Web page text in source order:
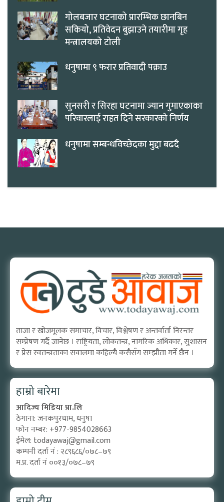
गोलबजार घटनाको प्रारम्भिक छानबिन
सकियो, प्रतिवेदन बुझाउने तयारीमा गृह
मन्त्रालयको टोली
धनुषामा ९ फरार प्रतिवादी पक्राउ
सुनसरी र सिरहा घटनामा ज्यान गुमाएकाका
परिवारलाई राहत दिने सरकारको निर्णय
धनुषामा सम्बन्धविच्छेदका मुद्दा बढदै
ताजा र खोजमूलक समाचार, विचार, विश्लेषण र अन्तर्वार्ता निरन्तर
सम्प्रेषण गर्दै जानेछ । राष्ट्रियता, लोकतन्त्र, नागरिक अधिकार, सुशासन
र प्रेस स्वतन्त्रताका सवालमा कहिल्यै कसैसँग सम्झौता गर्ने छैन ।
हाम्रो बारेमा
आदिज्य मिडिया प्रा.लि
ठेगाना: जनकपुरधाम, धनुषा
फोन नम्बर: +977-9854028663
ईमेल: todayawaj@gmail.com
कम्पनी दर्ता नं : २८९६८६/०७८–७९
म.प्र. दर्ता नं ००१३/०७८–७९